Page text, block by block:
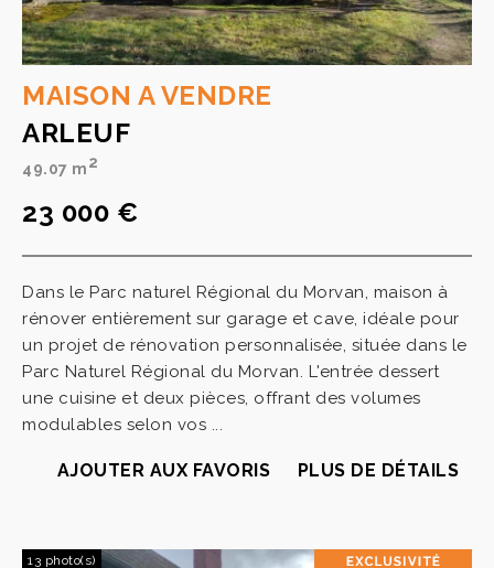
MAISON A VENDRE
ARLEUF
49.07 m2
23 000 €
Dans le Parc naturel Régional du Morvan, maison à
rénover entièrement sur garage et cave, idéale pour
un projet de rénovation personnalisée, située dans le
Parc Naturel Régional du Morvan. L'entrée dessert
une cuisine et deux pièces, offrant des volumes
modulables selon vos ...
AJOUTER AUX FAVORIS PLUS DE DÉTAILS
13 photo(s)